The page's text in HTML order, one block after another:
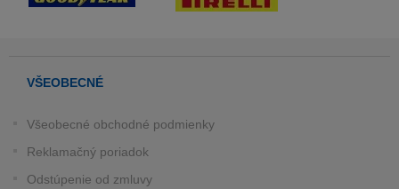
VŠEOBECNÉ
Všeobecné obchodné podmienky
Reklamačný poriadok
Odstúpenie od zmluvy